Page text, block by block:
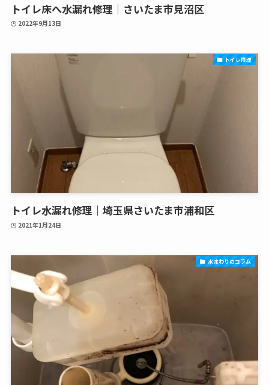
トイレ床へ水漏れ修理｜さいたま市見沼区
2022年9月13日
トイレ修理
トイレ水漏れ修理｜埼玉県さいたま市浦和区
2021年1月24日
水まわりのコラム